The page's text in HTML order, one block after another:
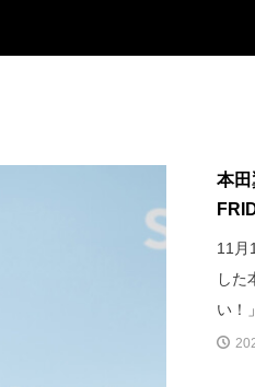
本
11月
した
い！